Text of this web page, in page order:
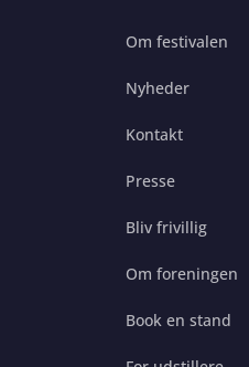
Om festivalen
Nyheder
Kontakt
Presse
Bliv frivillig
Om foreningen
Book en stand